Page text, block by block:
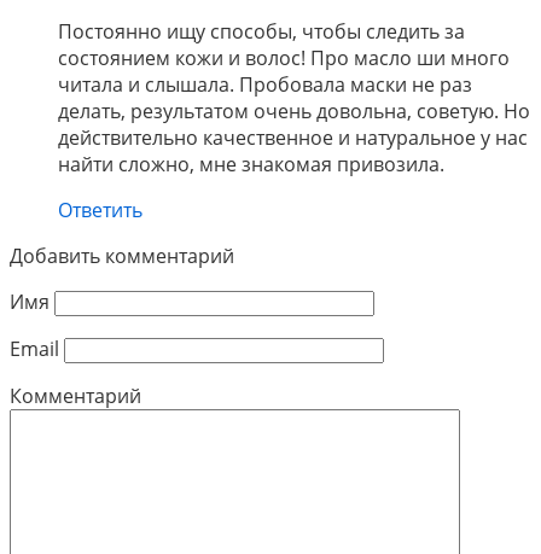
Постоянно ищу способы, чтобы следить за
состоянием кожи и волос! Про масло ши много
читала и слышала. Пробовала маски не раз
делать, результатом очень довольна, советую. Но
действительно качественное и натуральное у нас
найти сложно, мне знакомая привозила.
Ответить
Добавить комментарий
Имя
Email
Комментарий